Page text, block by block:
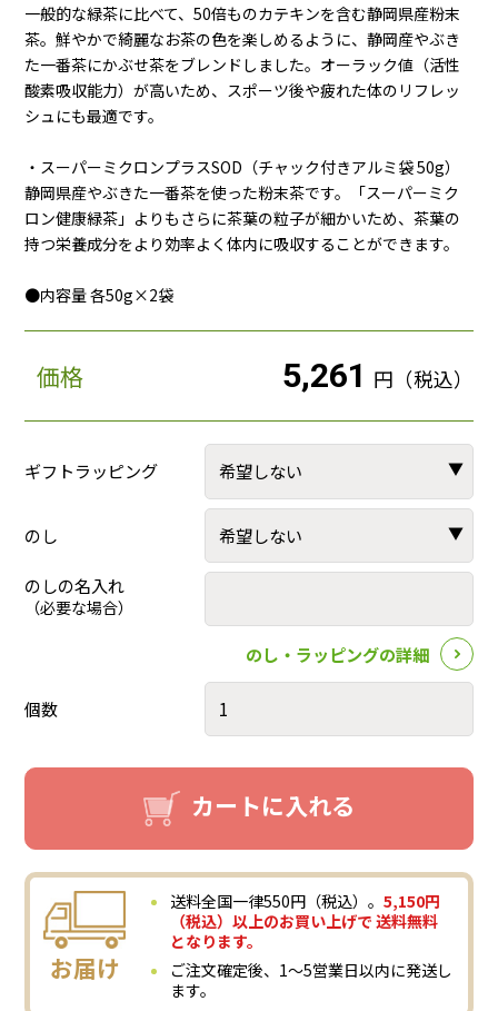
一般的な緑茶に比べて、50倍ものカテキンを含む静岡県産粉末
茶。鮮やかで綺麗なお茶の色を楽しめるように、静岡産やぶき
た一番茶にかぶせ茶をブレンドしました。オーラック値（活性
酸素吸収能力）が高いため、スポーツ後や疲れた体のリフレッ
シュにも最適です。
・スーパーミクロンプラスSOD（チャック付きアルミ袋 50g）
静岡県産やぶきた一番茶を使った粉末茶です。「スーパーミク
ロン健康緑茶」よりもさらに茶葉の粒子が細かいため、茶葉の
持つ栄養成分をより効率よく体内に吸収することができます。
●内容量 各50g×2袋
価格 5,261 円（税込）
ギフトラッピング
のし
のしの名入れ
（必要な場合）
のし・ラッピングの詳細
個数
カートに入れる
お届け
送料全国一律550円（税込）。 5,150円
（税込）以上のお買い上げで 送料無料
となります。
ご注文確定後、1～5営業日以内に発送し
ます。